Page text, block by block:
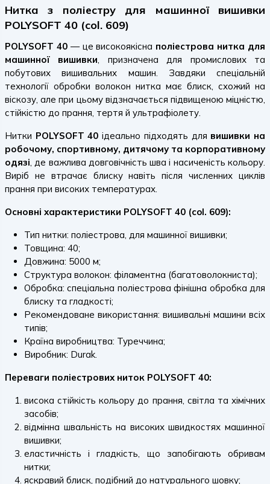
Нитка з поліестру для машинної вишивки
POLYSOFT 40 (col. 609)
POLYSOFT 40— це високоякісна поліестрова нитка для
машинної вишивки, призначена для промислових та
побутових вишивальних машин. Завдяки спеціальній
технології обробки волокон нитка має блиск, схожий на
віскозу, але при цьому відзначається підвищеною міцністю,
стійкістю до прання, тертя й ультрафіолету.
Нитки POLYSOFT 40 ідеально підходять для вишивки на
робочому, спортивному, дитячому та корпоративному
одязі, де важлива довговічність шва і насиченість кольору.
Виріб не втрачає блиску навіть після численних циклів
прання при високих температурах.
Основні характеристики POLYSOFT 40 (col. 609):
Тип нитки: поліестрова, для машинної вишивки;
Товщина: 40;
Довжина: 5000 м;
Структура волокон: філаментна (багатоволокниста);
Обробка: спеціальна поліестрова фінішна обробка для
блиску та гладкості;
Рекомендоване використання: вишивальні машини всіх
типів;
Країна виробництва: Туреччина;
Виробник: Durak.
Переваги поліестрових ниток POLYSOFT 40:
висока стійкість кольору до прання, світла та хімічних
засобів;
відмінна швальність на високих швидкостях машинної
вишивки;
еластичність і гладкість, що запобігають обривам
нитки;
яскравий блиск, подібний до натурального шовку;